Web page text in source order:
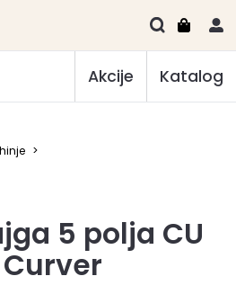
Akcije Katalog
>
5 polja CU
Curver